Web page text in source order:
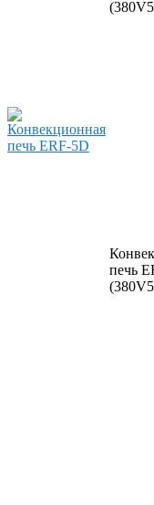
Мусорные
Урны
Фены
печь